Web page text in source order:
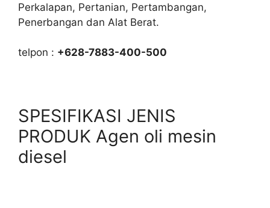
Perkalapan, Pertanian, Pertambangan,
Penerbangan dan Alat Berat.
telpon : +628-7883-400-500
SPESIFIKASI JENIS
PRODUK Agen oli mesin
diesel